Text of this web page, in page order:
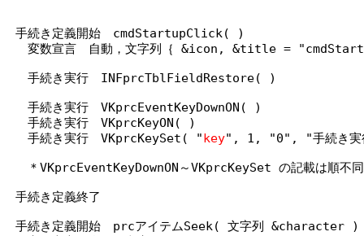
手続き定義開始 cmdStartupClick( )
変数宣言 自動，文字列｛ &icon, &title =
手続き実行 INFprcTblFieldRestore( )
手続き実行 VKprcEventKeyDownON( )
手続き実行 VKprcKeyON( )
手続き実行 VKprcKeySet( "key", 1, "0", "手続き実
＊VKprcEventKeyDownON～VKprcKeySet の記載は順
手続き定義終了
手続き定義開始 prcアイテムSeek( 文字列 &character )